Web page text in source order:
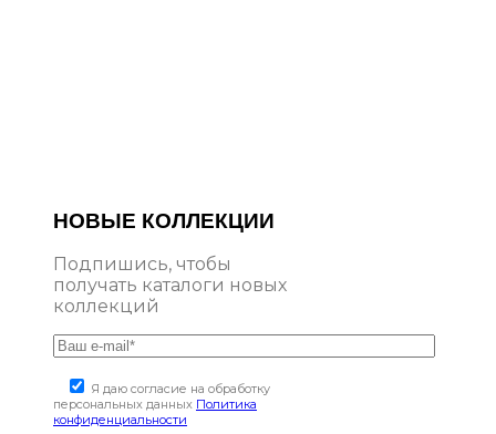
НОВЫЕ КОЛЛЕКЦИИ
Подпишись, чтобы
получать каталоги новых
коллекций
Я даю согласие на обработку
персональных данных Политика
конфиденциальности